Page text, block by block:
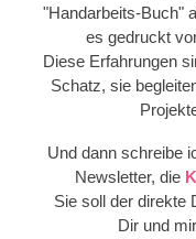
"Handarbeits-Buch"
es gedruckt
Diese Erfahrungen
Schatz, sie
Und dann schreibe
Newsletter, die
Sie soll der direkte
Dir und